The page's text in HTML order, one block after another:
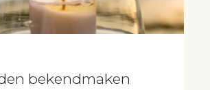
bekendmaken